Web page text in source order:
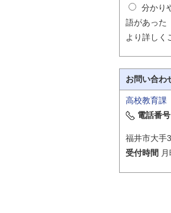
分かり
語があった
より詳しく
お問い合わ
高校教育課
電話番号
福井市大手
受付時間